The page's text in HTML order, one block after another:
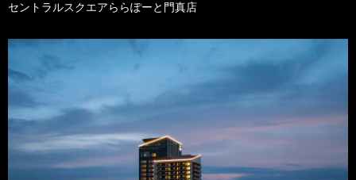
セントラルスクエアららぽーと門真店